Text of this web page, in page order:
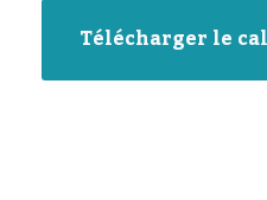
Télécharger le